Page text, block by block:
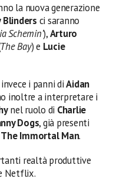
la nuova generazione
Blinders ci saranno
Schemin’),Arturo
The Bay) e Lucie
i panni diAidan
inoltre a interpretare i
nel ruolo di Charlie
Dogs, già presenti
The Immortal Man.
realtà produttive
Netflix.